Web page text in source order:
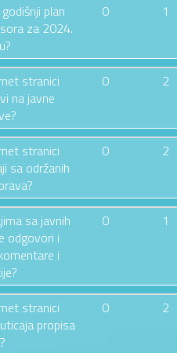
plan
za 2024.
0 1
stranici
na javne
0 2
stranici
sa održanih
0 2
sa javnih
odgovori i
i
0 1
stranici
propisa
0 2